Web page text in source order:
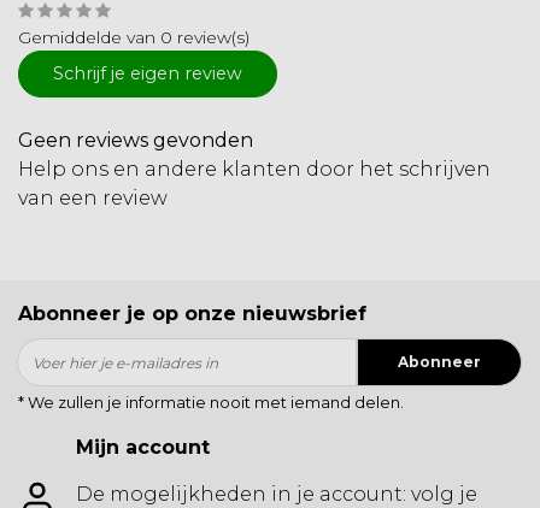
Gemiddelde van 0 review(s)
Schrijf je eigen review
Geen reviews gevonden
Help ons en andere klanten door het schrijven
van een review
Abonneer je op onze nieuwsbrief
Abonneer
* We zullen je informatie nooit met iemand delen.
Mijn account
De mogelijkheden in je account: volg je